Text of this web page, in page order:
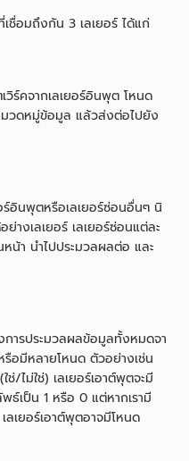
ชื่อมถึงกัน 3 เลเยอร์ ได้แก่
วิร์คจากเลเยอร์อินพุต โหนด
วดหมู่ข้อมูล แล้วส่งต่อไปยัง
ร์อินพุตหรือเลเยอร์ซ่อนอื่นๆ นิ
ย่างเลเยอร์ เลเยอร์ซ่อนแต่ละ
หน้า นำไปประมวลผลต่อ และ
การประมวลผลข้อมูลทั้งหมดจา
รือมีหลายโหนด ตัวอย่างเช่น
ช่/ไม่ใช่) เลเยอร์เอาต์พุตจะมี
ธ์เป็น 1 หรือ 0 แต่หากเรามี
ลเยอร์เอาต์พุตอาจมีโหนด